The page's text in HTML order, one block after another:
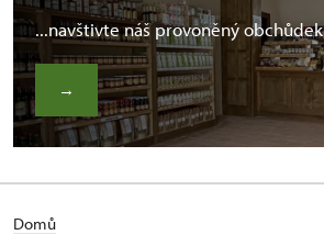
...navštivte náš provoněný obchůdek
→
Domů